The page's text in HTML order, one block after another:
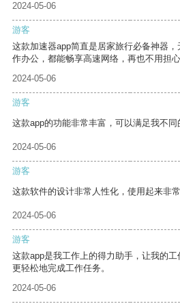
2024-05-06
游客
这款加速器app简直是居家旅行必备神器
作办公，都能畅享高速网络，再也不用担心
2024-05-06
游客
这款app的功能非常丰富，可以满足我不同
2024-05-06
游客
这款软件的设计非常人性化，使用起来非常
2024-05-06
游客
这款app是我工作上的得力助手，让我的
更轻松地完成工作任务。
2024-05-06